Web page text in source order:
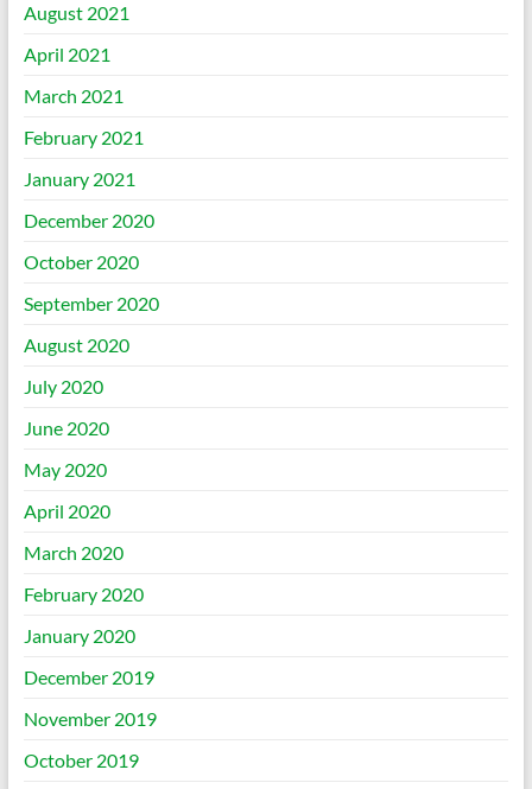
August 2021
April 2021
March 2021
February 2021
January 2021
December 2020
October 2020
September 2020
August 2020
July 2020
June 2020
May 2020
April 2020
March 2020
February 2020
January 2020
December 2019
November 2019
October 2019